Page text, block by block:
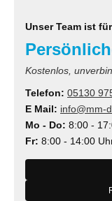
Unser Team ist
Kostenlos,
Telefon: 05130
E Mail: info@mm-
Mo - Do: 8:00 -
Fr: 8:00 - 14:00